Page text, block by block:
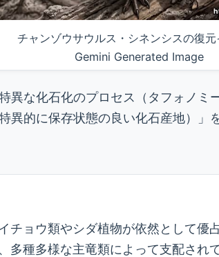
チャンゾウサウルス・シネンシスの復元
Gemini Generated Image
異な化石化のプロセス（タフォノミ
異的に保存状態の良い化石産地）」
ョウ類やシダ植物が依然として優
種多様な主竜類によって支配されて